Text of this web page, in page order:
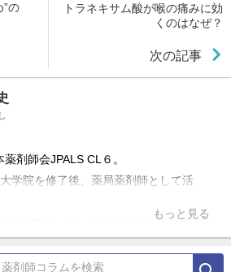
”の
トラネキサム酸が喉の痛みに効
くのはなぜ？
次の記事
剤師会JPALS CL６。
学院を修了後、薬局薬剤師として活
る悲劇を、正しい情報提供と教育によっ
@Fizz_DI」を使って科学的根拠に基づ
もっと見る